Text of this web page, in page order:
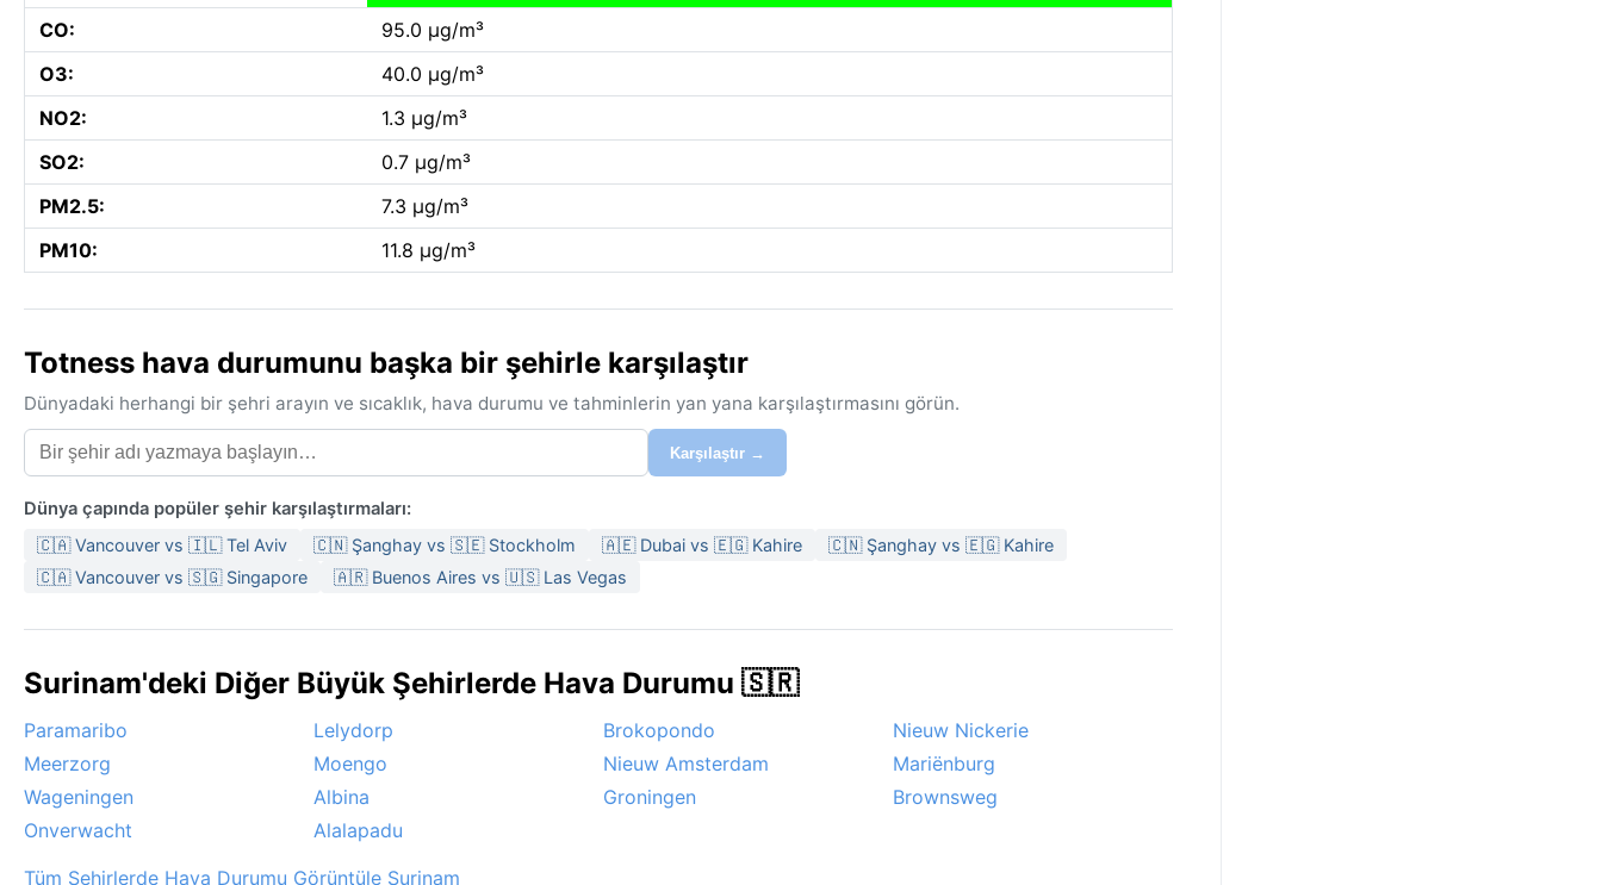
CO:
95.0 µg/m³
O3:
40.0 µg/m³
NO2:
1.3 µg/m³
SO2:
0.7 µg/m³
PM2.5:
7.3 µg/m³
PM10:
11.8 µg/m³
Totness hava durumunu başka bir şehirle karşılaştır
Dünyadaki herhangi bir şehri arayın ve sıcaklık, hava durumu ve tahminlerin yan yana karşılaştırmasını görün.
Karşılaştır →
Dünya çapında popüler şehir karşılaştırmaları:
🇨🇦 Vancouver vs 🇮🇱 Tel Aviv 🇨🇳 Şanghay vs 🇸🇪 Stockholm 🇦🇪 Dubai vs 🇪🇬 Kahire
🇨🇳 Şanghay vs 🇪🇬 Kahire
🇨🇦 Vancouver vs 🇸🇬 Singapore
🇦🇷 Buenos Aires vs 🇺🇸 Las Vegas
Surinam'deki Diğer Büyük Şehirlerde Hava Durumu 🇸🇷
Paramaribo Lelydorp Brokopondo
Nieuw Nickerie
Meerzorg
Moengo Nieuw Amsterdam
Mariënburg
Wageningen
Albina Groningen
Brownsweg
Onverwacht
Alalapadu
Tüm Şehirlerde Hava Durumu Görüntüle Surinam